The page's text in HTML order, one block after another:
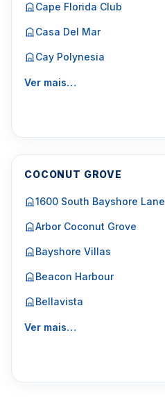
Cape Florida Club
Casa Del Mar
Cay Polynesia
Ver mais…
COCONUT GROVE
1600 South Bayshore Lane
Arbor Coconut Grove
Bayshore Villas
Beacon Harbour
Bellavista
Ver mais…